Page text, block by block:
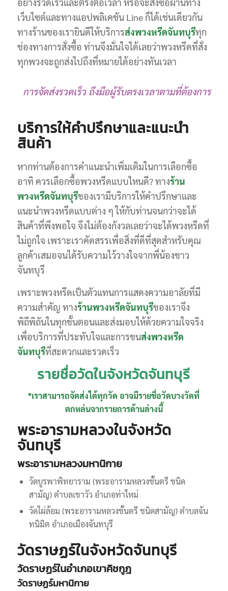
เว็บไซต์และทางแอปพลิเคชัน Line ก็ได้เช่นเดียวกัน
ทางร้านของเรายินดีให้บริการส่งพวงหรีดจันทบุรีทุก
ช่องทางการสั่งซื้อ ท่านจึงมั่นใจได้เลยว่าพวงหรีดที่สั่ง
ทุกพวงจะถูกส่งไปถึงที่หมายได้อย่างทันเวลา
การจัดส่งรวดเร็ว ถึงมือผู้รับตรงเวลาตามที่ต้องการ
บริการให้คำปรึกษาและแนะนำ
สินค้า
หากท่านต้องการคำแนะนำเพิ่มเติมในการเลือกซื้อ
อาทิ ควรเลือกซื้อพวงหรีดแบบไหนดี? ทางร้าน
พวงหรีดจันทบุรีของเรามีบริการให้คำปรึกษาและ
แนะนำพวงหรีดแบบต่าง ๆ ให้กับท่านจนกว่าจะได้
สินค้าที่พึงพอใจ จึงไม่ต้องกังวลเลยว่าจะได้พวงหรีดที่
ไม่ถูกใจ เพราะเราคัดสรรเพื่อสิ่งที่ดีที่สุดสำหรับคุณ
ลูกค้าเสมอจนได้รับความไว้วางใจจากพี่น้องชาว
จันทบุรี
เพราะพวงหรีดเป็นตัวแทนการแสดงความอาลัยที่มี
ความสำคัญ ทางร้านพวงหรีดจันทบุรีของเราจึง
พิถีพิถันในทุกขั้นตอนและส่งมอบให้ด้วยความใจจริง
เพื่อบริการที่ประทับใจและการขนส่งพวงหรีด
จันทบุรีที่สะดวกและรวดเร็ว
รายชื่อวัดในจังหวัดจันทบุรี
*เราสามารถจัดส่งได้ทุกวัด อาจมีรายชื่อวัดบางวัดที่
ตกหล่นจากรายการด้านล่างนี้
พระอารามหลวงในจังหวัด
จันทบุรี
พระอารามหลวงมหานิกาย
วัดบูรพาพิทยาราม (พระอารามหลวงชั้นตรี ชนิด
สามัญ) ตำบลเขาวัว อำเภอท่าใหม่
วัดไผ่ล้อม (พระอารามหลวงชั้นตรี ชนิดสามัญ) ตำบลจัน
ทนิมิต อำเภอเมืองจันทบุรี
วัดราษฏร์ในจังหวัดจันทบุรี
วัดราษฏร์ในอำเภอเขาคิชกูฎ
วัดราษฏร์มหานิกาย